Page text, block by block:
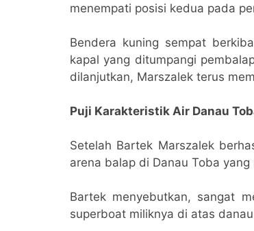
menempati posisi kedua pada
Bendera kuning sempat
kapal yang ditumpangi
dilanjutkan, Marszalek terus
Puji Karakteristik Air Danau
Setelah Bartek Marszalek
arena balap di Danau Toba
Bartek menyebutkan, sangat
superboat miliknya di atas